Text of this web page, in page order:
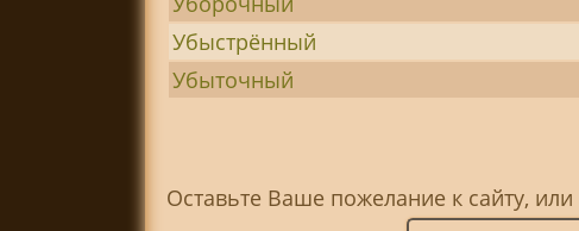
Убыстрённый
Убыточный
Оставьте Ваше пожелание к сайту,